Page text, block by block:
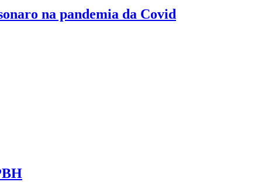
na pandemia da Covid